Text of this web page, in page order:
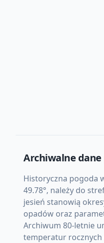
Archiwalne
Historyczna pogoda
49.78°, należy do
jesień stanowią
opadów oraz
Archiwum 80-letnie
temperatur rocznych